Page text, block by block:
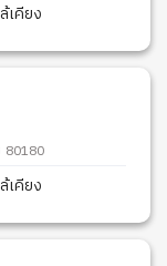
เคียง
80180
เคียง